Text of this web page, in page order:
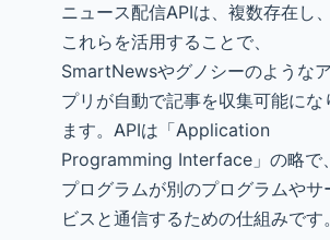
ニュース配信APIは、複数存在し、
これらを活用することで、
SmartNewsやグノシーのようなア
プリが自動で記事を収集可能にな
ます。APIは「Application
Programming Interface」の略で、
プログラムが別のプログラムやサ
ビスと通信するための仕組みです。